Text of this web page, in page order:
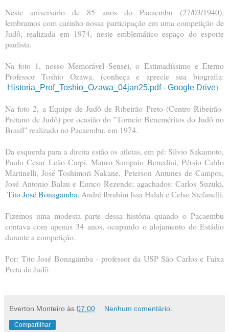
Neste aniversário de 85 anos do Pacaembu (27/03/1940),
lembramos com carinho nossa participação em uma competição de
Judô, realizada em 1974, neste emblemático espaço do esporte
paulista.
Na foto 1, nosso Memorável Sensei, o Estimadíssimo e Eterno
Professor Toshio Ozawa. (conheça e aprecie sua biografia:
Historia_Prof_Toshio_Ozawa_04jan25.pdf - Google Drive)
Na foto 2, a Equipe de Judô de Ribeirão Preto (Centro Ribeirão-
Pretano de Judô) por ocasião do "Torneio Beneméritos do Judô no
Brasil" realizado no Pacaembu, em 1974.
Da esquerda para a direita estão os atletas, em pé: Silvio Sakamoto,
Paulo Cesar Leão Carpi, Mauro Sampaio Benedini, Pérsio Caldo
Martinelli, José Toshimori Nakane, Peterson Antunes de Campos,
José Antonio Balau e Eurico Rezende; agachados: Carlos Suzuki,
Tito José Bonagamba, André Ibrahim Issa Halah e Celso Stefanelli.
Fizemos uma modesta parte dessa história quando o Pacaembu
contava com apenas 34 anos, ocupando o alojamento do Estádio
durante a competição.
Por: Tito José Bonagamba - professor da USP São Carlos e Faixa
Preta de Judô
Everton Monteiro às 07:00 Nenhum comentário:
Compartilhar